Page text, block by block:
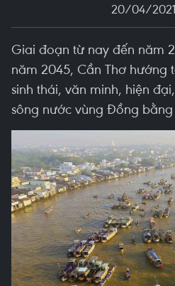
20/04/
Giai đoạn từ nay đến năm
năm 2045, Cần Thơ hướng
sinh thái, văn minh, hiện
sông nước vùng Đồng